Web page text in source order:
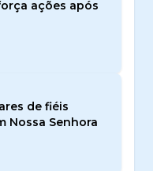
ações após
de fiéis
Nossa Senhora